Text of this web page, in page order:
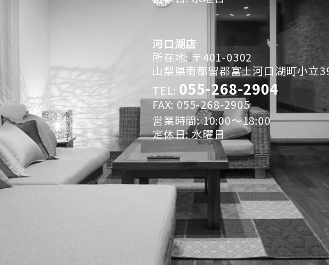
河口湖店
所在地: 〒401-0302
山梨県南都留郡富士河口湖町小立
TEL: 055-268-2904
FAX: 055-268-2905
営業時間: 10:00～18:00
定休日: 水曜日